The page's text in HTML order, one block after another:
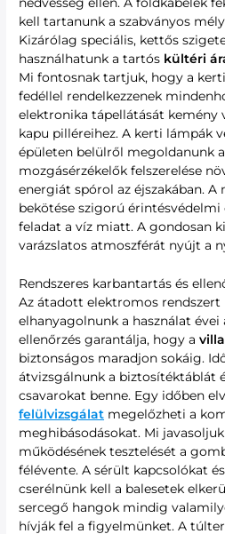
kell tartanunk a szabványos
Kizárólag speciális, kettős
használhatunk a tartós kültéri
Mi fontosnak tartjuk, hogy a
fedéllel rendelkezzenek
elektronika tápellátását kemény
kapu pilléreihez. A kerti lámpák
épületen belülről megoldanunk
mozgásérzékelők felszerelése
energiát spórol az éjszakában. A
bekötése szigorú
feladat a víz miatt. A gondosan
varázslatos atmoszférát nyújt a
Rendszeres karbantartás és
Az átadott elektromos rendszert
elhanyagolnunk a használat évei
ellenőrzés garantálja, hogy a
biztonságos maradjon sokáig.
átvizsgálnunk a biztosítéktáblát
csavarokat benne. Egy időben
felülvizsgálat megelőzheti a
meghibásodásokat. Mi
működésének tesztelését a
félévente. A sérült kapcsolókat
cserélnünk kell a balesetek
sercegő hangok mindig
hívják fel a figyelmünket. A